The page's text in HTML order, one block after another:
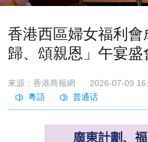
香港西區婦女福利會
歸、頌親恩」午宴盛
來源：香港商報網 2026-07-09